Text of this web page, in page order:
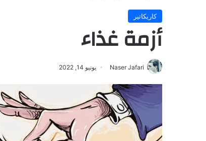
كاريكاتير
أزمة غذاء
Naser Jafari يونيو 14, 2022